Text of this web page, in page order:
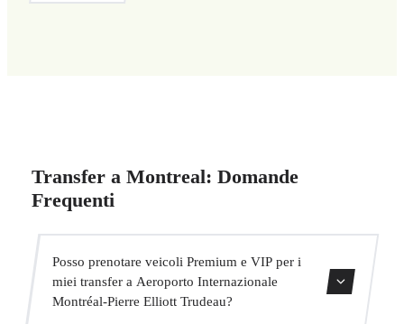
Transfer a Montreal: Domande
Frequenti
Posso prenotare veicoli Premium e VIP per i
miei transfer a Aeroporto Internazionale
Montréal-Pierre Elliott Trudeau?